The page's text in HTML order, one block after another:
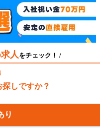
人 をチェック！ /
しですか？
り